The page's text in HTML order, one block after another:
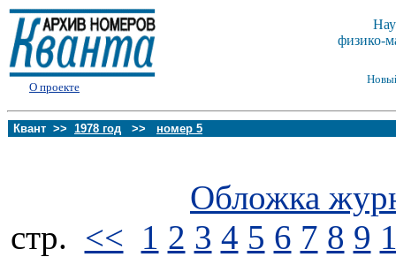
О проекте
физико-
Квант >> 1978 год >> номер 5
Обложка
стp. << 1 2 3 4 5 6 7 8 9